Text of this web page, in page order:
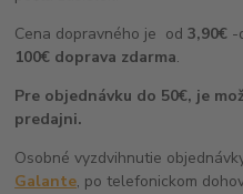
Cena dopravného je od 3,90€ -
100€ doprava zdarma.
Pre objednávku do 50€, je
predajni.
Osobné vyzdvihnutie
Galante, po telefonickom